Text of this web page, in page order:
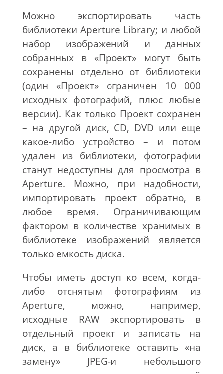
Можно экспортировать часть
библиотеки Aperture Library; и любой
набор изображений и данных
собранных в «Проект» могут быть
сохранены отдельно от библиотеки
(один «Проект» ограничен 10 000
исходных фотографий, плюс любые
версии). Как только Проект сохранен
– на другой диск, CD, DVD или еще
какое-либо устройство – и потом
удален из библиотеки, фотографии
станут недоступны для просмотра в
Aperture. Можно, при надобности,
импортировать проект обратно, в
любое время. Ограничивающим
фактором в количестве хранимых в
библиотеке изображений является
только емкость диска.
Чтобы иметь доступ ко всем, когда-
либо отснятым фотографиям из
Aperture, можно, например,
исходные RAW экспортировать в
отдельный проект и записать на
диск, а в библиотеке оставить «на
замену» JPEG-и небольшого